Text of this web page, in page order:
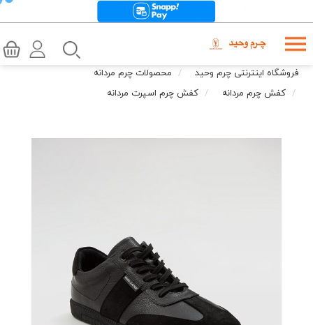
فروشگاه اینترنتی چرم وحید
محصولات چرم مردانه
کفش چرم مردانه
کفش چرم اسپرت مردانه